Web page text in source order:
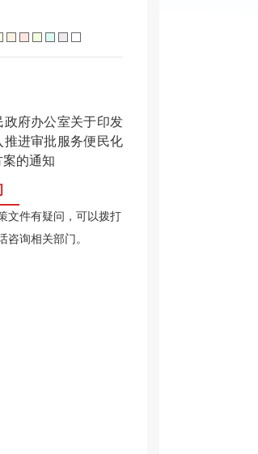
政府办公室关于印发
推进审批服务便民化
的通知
文件有疑问，可以拨打
咨询相关部门。